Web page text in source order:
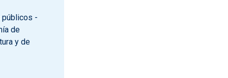
públicos -
de
y de